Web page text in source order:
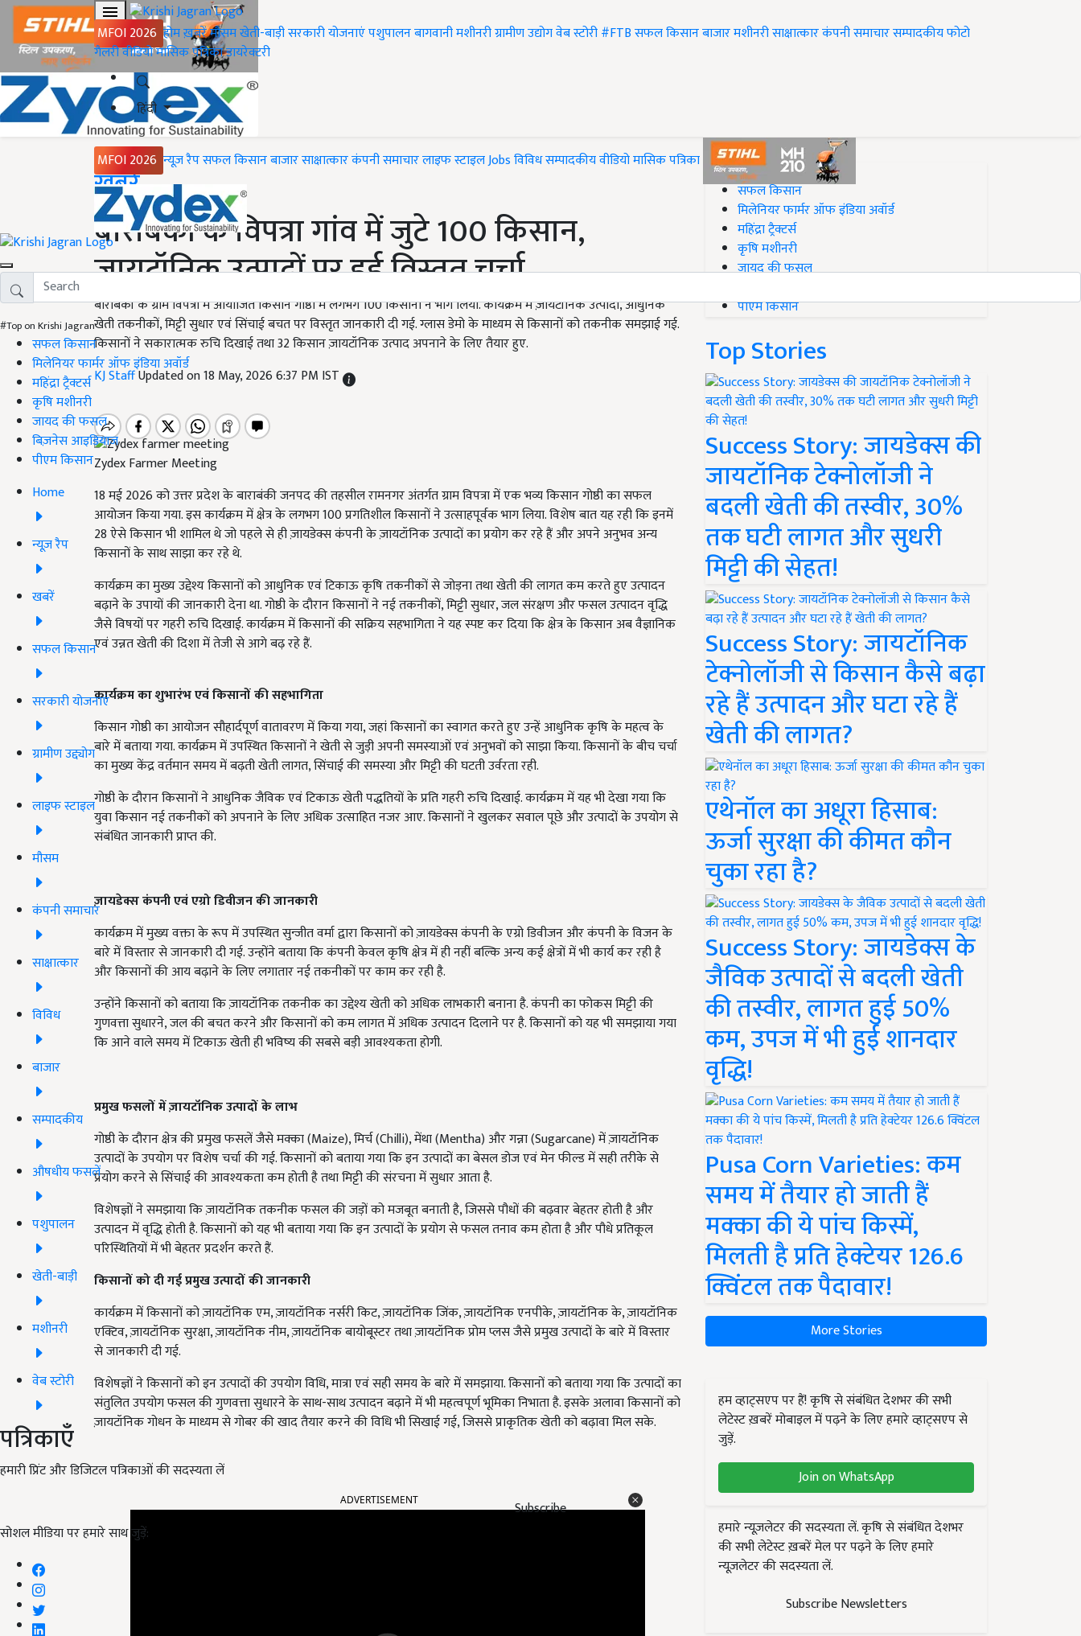
MFOI 2026 होमख़बरेंमौसमखेती-बाड़ीसरकारी योजनाएंपशुपालनबागवानीमशीनरीग्रामीण उद्योगवेब स्टोरी#FTBसफल किसानबाजारमशीनरीसाक्षात्कारकंपनी समाचारसम्पादकीयफोटो
गैलरीवीडियोमासिक पत्रिकाडायरेक्टरी
हिंदी
MFOI 2026 न्यूज़ रैपसफल किसानबाजारसाक्षात्कारकंपनी समाचारलाइफ स्टाइलJobsविविधसम्पादकीयवीडियोमासिक पत्रिका
#Top on Krishi Jagran
सफल किसान
मिलेनियर फार्मर ऑफ इंडिया अवॉर्ड
महिंद्रा ट्रैक्टर्स
कृषि मशीनरी
जायद की फसल
बिज़नेस आइडियाज
पीएम किसान
Home
न्यूज़ रैप
खबरें
सफल किसान
सरकारी योजनाएं
ग्रामीण उद्द्योग
लाइफ स्टाइल
मौसम
कंपनी समाचार
साक्षात्कार
विविध
बाजार
सम्पादकीय
औषधीय फसलें
पशुपालन
खेती-बाड़ी
मशीनरी
वेब स्टोरी
पत्रिकाएँ
हमारी प्रिंट और डिजिटल पत्रिकाओं की सदस्यता लें
Subscribe
सोशल मीडिया पर हमारे साथ जुड़ें:
Home
ख़बरें
बाराबंकी के विपत्रा गांव में जुटे 100 किसान,
ज़ायटॉनिक उत्पादों पर हुई विस्तृत चर्चा
बाराबंकी के ग्राम विपत्रा में आयोजित किसान गोष्ठी में लगभग 100 किसानों ने भाग लिया. कार्यक्रम में ज़ायटॉनिक उत्पादों, आधुनिक
खेती तकनीकों, मिट्टी सुधार एवं सिंचाई बचत पर विस्तृत जानकारी दी गई. ग्लास डेमो के माध्यम से किसानों को तकनीक समझाई गई.
किसानों ने सकारात्मक रुचि दिखाई तथा 32 किसान ज़ायटॉनिक उत्पाद अपनाने के लिए तैयार हुए.
KJ StaffUpdated on 18 May, 2026 6:37 PM IST
Zydex Farmer Meeting
18 मई 2026 को उत्तर प्रदेश के बाराबंकी जनपद की तहसील रामनगर अंतर्गत ग्राम विपत्रा में एक भव्य किसान गोष्ठी का सफल
आयोजन किया गया. इस कार्यक्रम में क्षेत्र के लगभग 100 प्रगतिशील किसानों ने उत्साहपूर्वक भाग लिया. विशेष बात यह रही कि इनमें
28 ऐसे किसान भी शामिल थे जो पहले से ही ज़ायडेक्स कंपनी के ज़ायटॉनिक उत्पादों का प्रयोग कर रहे हैं और अपने अनुभव अन्य
किसानों के साथ साझा कर रहे थे.
कार्यक्रम का मुख्य उद्देश्य किसानों को आधुनिक एवं टिकाऊ कृषि तकनीकों से जोड़ना तथा खेती की लागत कम करते हुए उत्पादन
बढ़ाने के उपायों की जानकारी देना था. गोष्ठी के दौरान किसानों ने नई तकनीकों, मिट्टी सुधार, जल संरक्षण और फसल उत्पादन वृद्धि
जैसे विषयों पर गहरी रुचि दिखाई. कार्यक्रम में किसानों की सक्रिय सहभागिता ने यह स्पष्ट कर दिया कि क्षेत्र के किसान अब वैज्ञानिक
एवं उन्नत खेती की दिशा में तेजी से आगे बढ़ रहे हैं.
कार्यक्रम का शुभारंभ एवं किसानों की सहभागिता
किसान गोष्ठी का आयोजन सौहार्दपूर्ण वातावरण में किया गया, जहां किसानों का स्वागत करते हुए उन्हें आधुनिक कृषि के महत्व के
बारे में बताया गया. कार्यक्रम में उपस्थित किसानों ने खेती से जुड़ी अपनी समस्याओं एवं अनुभवों को साझा किया. किसानों के बीच चर्चा
का मुख्य केंद्र वर्तमान समय में बढ़ती खेती लागत, सिंचाई की समस्या और मिट्टी की घटती उर्वरता रही.
गोष्ठी के दौरान किसानों ने आधुनिक जैविक एवं टिकाऊ खेती पद्धतियों के प्रति गहरी रुचि दिखाई. कार्यक्रम में यह भी देखा गया कि
युवा किसान नई तकनीकों को अपनाने के लिए अधिक उत्साहित नजर आए. किसानों ने खुलकर सवाल पूछे और उत्पादों के उपयोग से
संबंधित जानकारी प्राप्त की.
ज़ायडेक्स कंपनी एवं एग्रो डिवीजन की जानकारी
कार्यक्रम में मुख्य वक्ता के रूप में उपस्थित सुन्जीत वर्मा द्वारा किसानों को ज़ायडेक्स कंपनी के एग्रो डिवीजन और कंपनी के विजन के
बारे में विस्तार से जानकारी दी गई. उन्होंने बताया कि कंपनी केवल कृषि क्षेत्र में ही नहीं बल्कि अन्य कई क्षेत्रों में भी कार्य कर रही है
और किसानों की आय बढ़ाने के लिए लगातार नई तकनीकों पर काम कर रही है.
उन्होंने किसानों को बताया कि ज़ायटॉनिक तकनीक का उद्देश्य खेती को अधिक लाभकारी बनाना है. कंपनी का फोकस मिट्टी की
गुणवत्ता सुधारने, जल की बचत करने और किसानों को कम लागत में अधिक उत्पादन दिलाने पर है. किसानों को यह भी समझाया गया
कि आने वाले समय में टिकाऊ खेती ही भविष्य की सबसे बड़ी आवश्यकता होगी.
प्रमुख फसलों में ज़ायटॉनिक उत्पादों के लाभ
गोष्ठी के दौरान क्षेत्र की प्रमुख फसलें जैसे मक्का (Maize), मिर्च (Chilli), मेंथा (Mentha) और गन्ना (Sugarcane) में ज़ायटॉनिक
उत्पादों के उपयोग पर विशेष चर्चा की गई. किसानों को बताया गया कि इन उत्पादों का बेसल डोज एवं मेन फील्ड में सही तरीके से
प्रयोग करने से सिंचाई की आवश्यकता कम होती है तथा मिट्टी की संरचना में सुधार आता है.
विशेषज्ञों ने समझाया कि ज़ायटॉनिक तकनीक फसल की जड़ों को मजबूत बनाती है, जिससे पौधों की बढ़वार बेहतर होती है और
उत्पादन में वृद्धि होती है. किसानों को यह भी बताया गया कि इन उत्पादों के प्रयोग से फसल तनाव कम होता है और पौधे प्रतिकूल
परिस्थितियों में भी बेहतर प्रदर्शन करते हैं.
किसानों को दी गई प्रमुख उत्पादों की जानकारी
कार्यक्रम में किसानों को ज़ायटॉनिक एम, ज़ायटॉनिक नर्सरी किट, ज़ायटॉनिक जिंक, ज़ायटॉनिक एनपीके, ज़ायटॉनिक के, ज़ायटॉनिक
एक्टिव, ज़ायटॉनिक सुरक्षा, ज़ायटॉनिक नीम, ज़ायटॉनिक बायोबूस्टर तथा ज़ायटॉनिक प्रोम प्लस जैसे प्रमुख उत्पादों के बारे में विस्तार
से जानकारी दी गई.
विशेषज्ञों ने किसानों को इन उत्पादों की उपयोग विधि, मात्रा एवं सही समय के बारे में समझाया. किसानों को बताया गया कि उत्पादों का
संतुलित उपयोग फसल की गुणवत्ता सुधारने के साथ-साथ उत्पादन बढ़ाने में भी महत्वपूर्ण भूमिका निभाता है. इसके अलावा किसानों को
ज़ायटॉनिक गोधन के माध्यम से गोबर की खाद तैयार करने की विधि भी सिखाई गई, जिससे प्राकृतिक खेती को बढ़ावा मिल सके.
#Top on Krishi Jagran
सफल किसान
मिलेनियर फार्मर ऑफ इंडिया अवॉर्ड
महिंद्रा ट्रैक्टर्स
कृषि मशीनरी
जायद की फसल
पीएम किसान
Top Stories
Success Story: जायडेक्स की
जायटॉनिक टेक्नोलॉजी ने
बदली खेती की तस्वीर, 30%
तक घटी लागत और सुधरी
मिट्टी की सेहत!
Success Story: जायटॉनिक
टेक्नोलॉजी से किसान कैसे बढ़ा
रहे हैं उत्पादन और घटा रहे हैं
खेती की लागत?
एथेनॉल का अधूरा हिसाब:
ऊर्जा सुरक्षा की कीमत कौन
चुका रहा है?
Success Story: जायडेक्स के
जैविक उत्पादों से बदली खेती
की तस्वीर, लागत हुई 50%
कम, उपज में भी हुई शानदार
वृद्धि!
Pusa Corn Varieties: कम
समय में तैयार हो जाती हैं
मक्का की ये पांच किस्में,
मिलती है प्रति हेक्टेयर 126.6
क्विंटल तक पैदावार!
More Stories
हम व्हाट्सएप पर हैं! कृषि से संबंधित देशभर की सभी
लेटेस्ट ख़बरें मोबाइल में पढ़ने के लिए हमारे व्हाट्सएप से
जुड़ें.
Join on WhatsApp
हमारे न्यूज़लेटर की सदस्यता लें. कृषि से संबंधित देशभर
की सभी लेटेस्ट ख़बरें मेल पर पढ़ने के लिए हमारे
न्यूज़लेटर की सदस्यता लें.
Subscribe Newsletters